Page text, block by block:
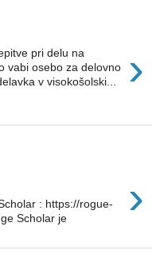
›
pri delu na
vabi osebo za delovno
v visokošolski...
›
: https://rogue-
Scholar je